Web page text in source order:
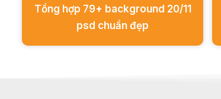
Tổng hợp 79+ background 20/11
psd chuẩn đẹp